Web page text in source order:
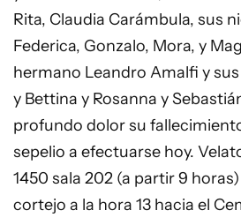
Rita, Claudia Carámbula, sus
Federica, Gonzalo, Mora, y
hermano Leandro Amalfi y
y Bettina y Rosanna y
profundo dolor su
sepelio a efectuarse hoy.
1450 sala 202 (a partir 9
cortejo a la hora 13 hacia el